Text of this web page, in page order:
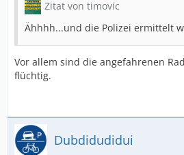
Zitat von timovic
Ähhhh...und die Polizei ermittelt
Vor allem sind die angefahrenen
flüchtig.
Dubdidudidui